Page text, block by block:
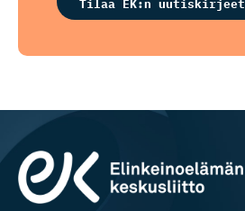
Tilaa EK:n uutiskirjeet